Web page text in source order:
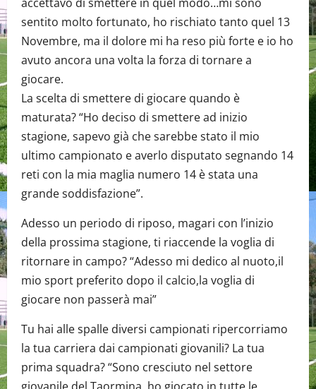
accettavo di smettere in quel modo…mi sono
sentito molto fortunato, ho rischiato tanto quel 13
Novembre, ma il dolore mi ha reso più forte e io ho
avuto ancora una volta la forza di tornare a
giocare.
La scelta di smettere di giocare quando è
maturata? “Ho deciso di smettere ad inizio
stagione, sapevo già che sarebbe stato il mio
ultimo campionato e averlo disputato segnando 14
reti con la mia maglia numero 14 è stata una
grande soddisfazione”.
Adesso un periodo di riposo, magari con l’inizio
della prossima stagione, ti riaccende la voglia di
ritornare in campo? “Adesso mi dedico al nuoto,il
mio sport preferito dopo il calcio,la voglia di
giocare non passerà mai”
Tu hai alle spalle diversi campionati ripercorriamo
la tua carriera dai campionati giovanili? La tua
prima squadra? “Sono cresciuto nel settore